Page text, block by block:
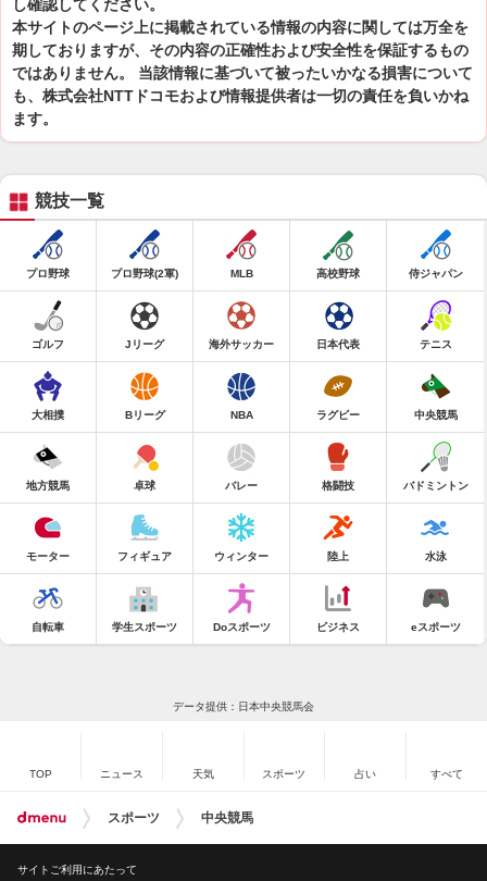
し確認してください。
本サイトのページ上に掲載されている情報の内容に関しては万全を
期しておりますが、その内容の正確性および安全性を保証するもの
ではありません。 当該情報に基づいて被ったいかなる損害について
も、株式会社NTTドコモおよび情報提供者は一切の責任を負いかね
ます。
競技一覧
プロ野球 プロ野球(2軍) MLB 高校野球 侍ジャパン
ゴルフ Jリーグ 海外サッカー 日本代表 テニス
大相撲 Bリーグ NBA ラグビー 中央競馬
地方競馬 卓球 バレー 格闘技 バドミントン
モーター フィギュア ウィンター 陸上 水泳
自転車 学生スポーツ Doスポーツ ビジネス eスポーツ
データ提供：日本中央競馬会
TOP ニュース 天気 スポーツ 占い すべて
スポーツ 中央競馬
サイトご利用にあたって